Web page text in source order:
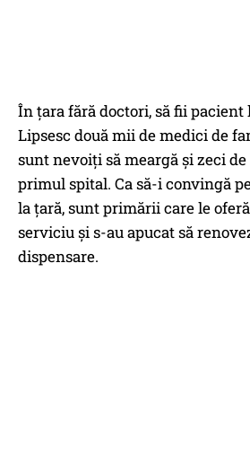
În țara fără doctori, să fii pacient
Lipsesc două mii de medici de
sunt nevoiţi să meargă şi zeci
primul spital. Ca să-i convingă
la țară, sunt primării care le
serviciu şi s-au apucat să
dispensare.